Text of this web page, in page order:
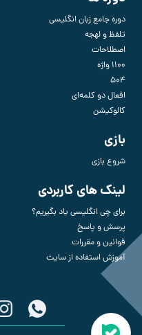
دوره جامع زبان انگلیسی
تلفظ و لهجه
اصطلاحات
1100 واژه
504
افعال دو کلمه‌ای
کالوکیشن
بازی
شروع بازی
لینک های کاربردی
برای چی انگلیسی یاد بگیریم؟
پرسش و پاسخ
قوانین و مقررات
آموزش استفاده از سایت